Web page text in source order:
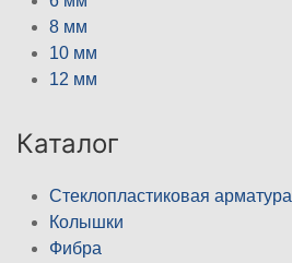
8 мм
10 мм
12 мм
Каталог
Стеклопластиковая арматура
Колышки
Фибра